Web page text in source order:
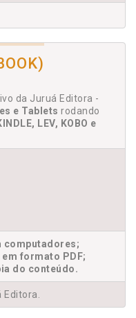
da Juruá Editora -
e Tablets rodando
LEV, KOBO e
computadores;
formato PDF;
do conteúdo.